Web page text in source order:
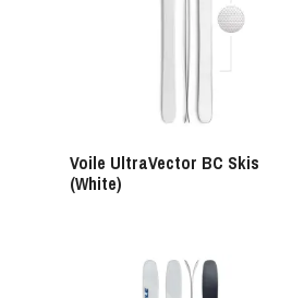
Voile UltraVector BC Skis
(White)